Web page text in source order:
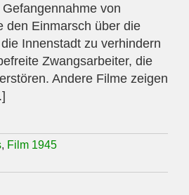
von
den Einmarsch über die
Innenstadt zu verhindern
Zwangsarbeiter, die
Andere Filme zeigen
, Film 1945